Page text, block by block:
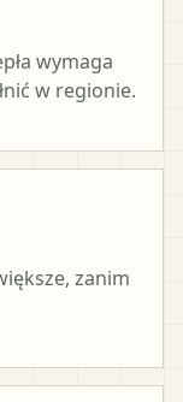
wymaga
w regionie.
zanim